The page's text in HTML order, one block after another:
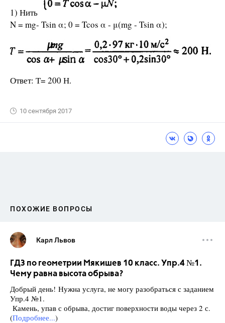
1) Нить
N = mg- Tsin α; 0 = Tcos α - μ(mg - Tsin α);
Ответ: Т= 200 Н.
10 сентября 2017
ПОХОЖИЕ ВОПРОСЫ
Карл Львов
ГДЗ по геометрии Мякишев 10 класс. Упр.4 №1.
Чему равна высота обрыва?
Добрый день! Нужна услуга, не могу разобраться с заданием
Упр.4 №1.
Камень, упав с обрыва, достиг поверхности воды через 2 с.
(Подробнее...)